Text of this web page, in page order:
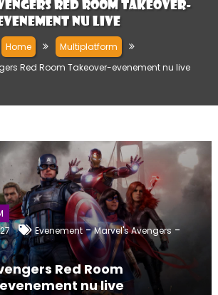
Red Room Takeover-
nu live
Home
Multiplatform
Red Room Takeover-evenement nu live
Evenement-Marvel's Avengers -
Red Room
nu live